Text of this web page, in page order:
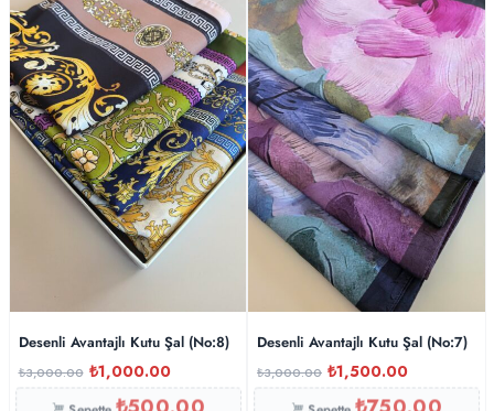
Desenli Avantajlı Kutu Şal (No:8)
₺3,000.00 ₺1,000.00
Desenli Avantajlı Kutu Şal (No:7)
₺3,000.00 ₺1,500.00